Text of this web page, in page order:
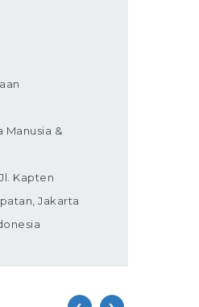
Manusia &
Jl. Kapten
Jakarta